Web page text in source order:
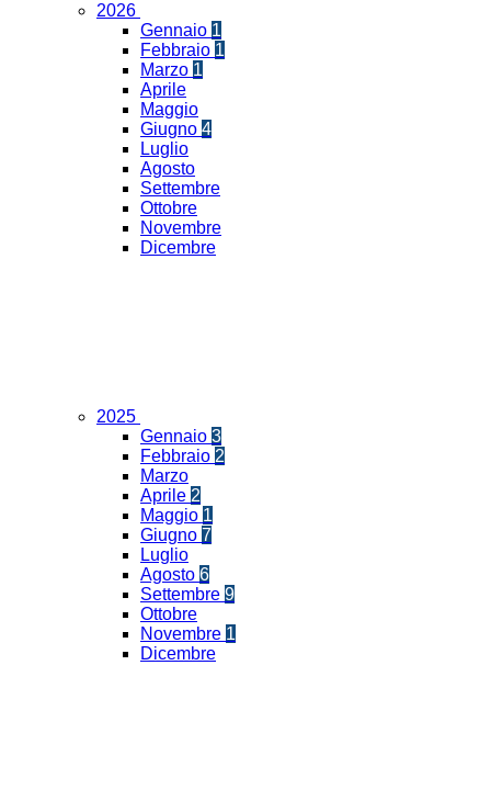
2026
Gennaio 1
Febbraio 1
Marzo 1
Aprile
Maggio
Giugno 4
Luglio
Agosto
Settembre
Ottobre
Novembre
Dicembre
2025
Gennaio 3
Febbraio 2
Marzo
Aprile 2
Maggio 1
Giugno 7
Luglio
Agosto 6
Settembre 9
Ottobre
Novembre 1
Dicembre